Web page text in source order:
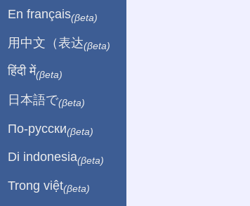
En français(βeta)
用中文（表达(βeta)
हिंदी में(βeta)
日本語で(βeta)
По-русски(βeta)
Di indonesia(βeta)
Trong việt(βeta)